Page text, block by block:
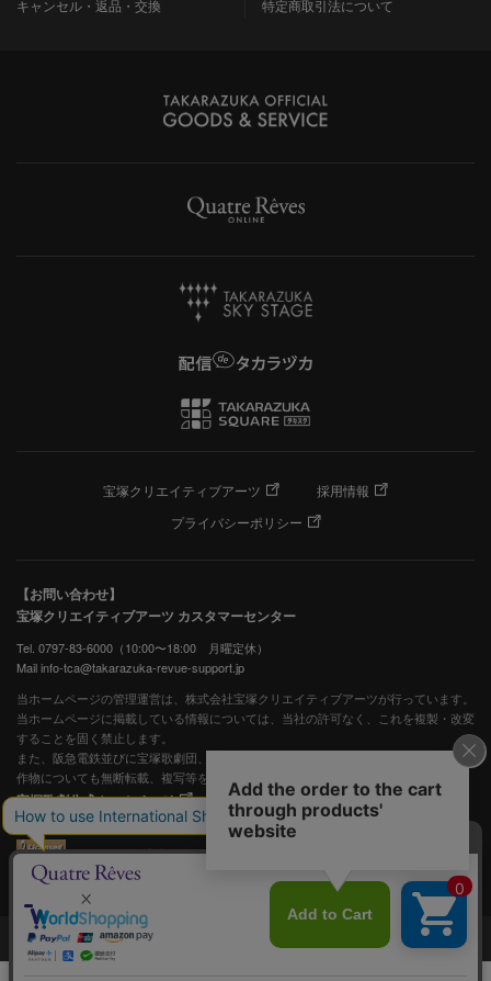
キャンセル・返品・交換
特定商取引法について
宝塚クリエイティブアーツ
採用情報
プライバシーポリシー
【お問い合わせ】
宝塚クリエイティブアーツ カスタマーセンター
Tel. 0797-83-6000（10:00〜18:00 月曜定休）
Mail info-tca@takarazuka-revue-support.jp
当ホームページの管理運営は、株式会社宝塚クリエイティブアーツが行っています。
当ホームページに掲載している情報については、当社の許可なく、これを複製・改変
することを固く禁止します。
また、阪急電鉄並びに宝塚歌劇団、宝塚クリエイティブアーツの出版物ほか写真等著
作物についても無断転載、複写等を禁じます。
宝塚歌劇公式ホームページ
JASRAC許諾番号：S0507081515
JASRAC許諾番号：9009941002Y45040
©宝塚歌劇 ©宝塚クリエイティブアーツ